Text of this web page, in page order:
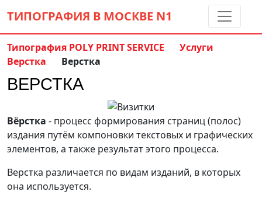
ТИПОГРАФИЯ В МОСКВЕ N1
Контакты: (5 метров от м. Дмитровская)
Обратный звонок
Типография POLY PRINT SERVICE
Услуги
Верстка
Верстка
ВЕРСТКА
Вёрстка - процесс формирования страниц (полос)
издания путём компоновки текстовых и графических
элементов, а также результат этого процесса.
Верстка различается по видам изданий, в которых
она используется.